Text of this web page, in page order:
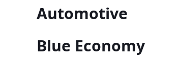
Automotive
Blue Economy